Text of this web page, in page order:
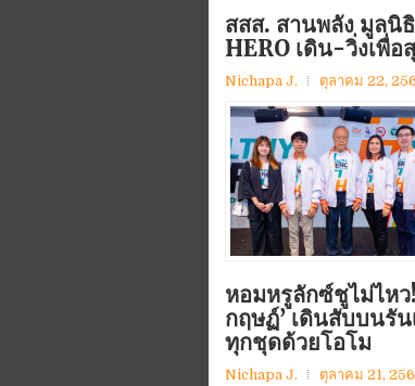
สสส. สานพลัง มูลนิ
HERO เดิน-วิ่งเพื่อ
Nichapa J. ตุลาคม 22,
หอมหรูลักซ์ชูไม่ไหว
กฤษฏ์’ เดินสับบนรั
ทุกชุดด้วยโอโม
Nichapa J. ตุลาคม 21,